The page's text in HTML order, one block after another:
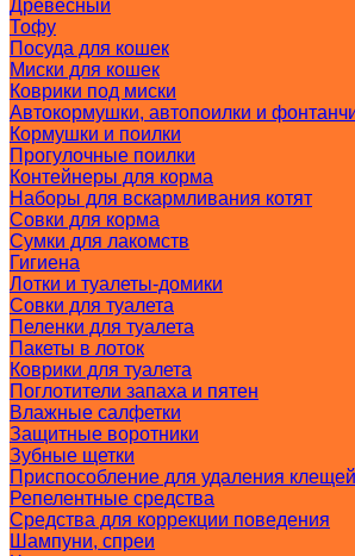
Древесный
Тофу
Посуда для кошек
Миски для кошек
Коврики под миски
Автокормушки, автопоилки и
Кормушки и поилки
Прогулочные поилки
Контейнеры для корма
Наборы для вскармливания котят
Совки для корма
Сумки для лакомств
Гигиена
Лотки и туалеты-домики
Совки для туалета
Пеленки для туалета
Пакеты в лоток
Коврики для туалета
Поглотители запаха и пятен
Влажные салфетки
Защитные воротники
Зубные щетки
Приспособление для удаления клещей
Репелентные средства
Средства для коррекции поведения
Шампуни, спреи